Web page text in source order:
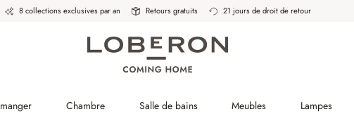
8 collections exclusives par an Retours gratuits 21 jours de droit de retour
Chambre Salle de bains Meubles Lampes